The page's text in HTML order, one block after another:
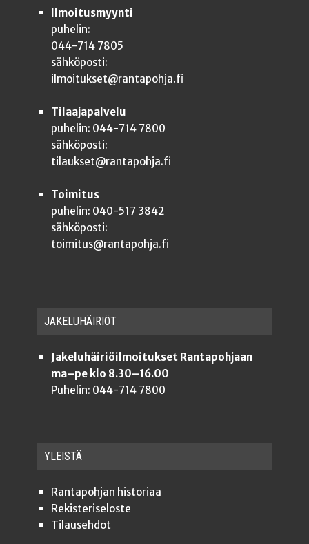
Ilmoitusmyynti
puhelin:
044-714 7805
sähköposti:
ilmoitukset@rantapohja.fi
Tilaajapalvelu
puhelin: 044-714 7800
sähköposti:
tilaukset@rantapohja.fi
Toimitus
puhelin: 040-517 3842
sähköposti:
toimitus@rantapohja.fi
JAKE­LU­HÄI­RIÖT
Jakeluhäiriöilmoitukset Rantapohjaan
ma–pe klo 8.30–16.00
Puhelin: 044-714 7800
YLEISTÄ
Ran­ta­poh­jan historiaa
Rekis­te­ri­se­los­te
Tilauseh­dot